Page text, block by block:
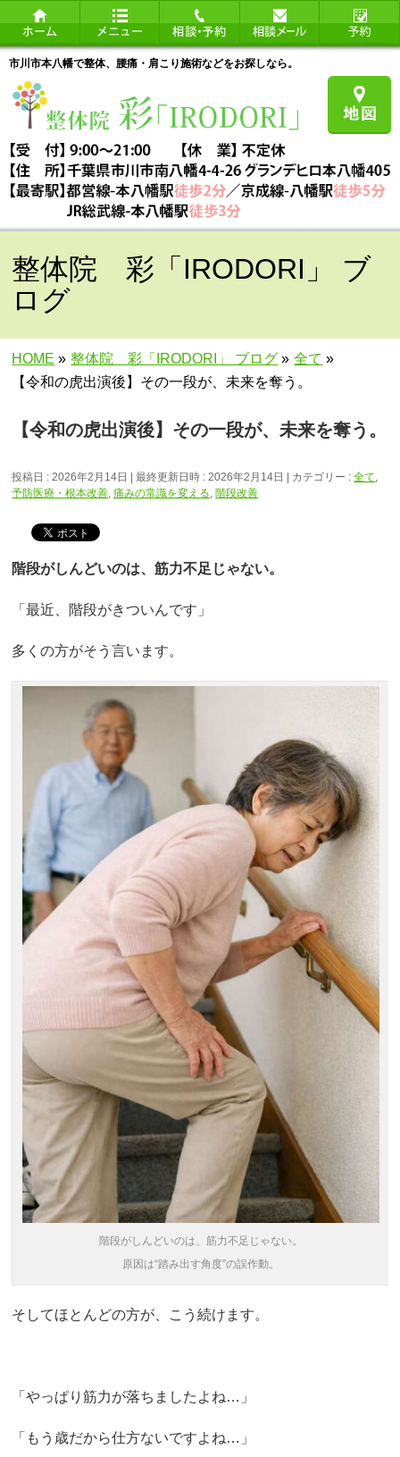
市川市本八幡で整体、腰痛・肩こり施術などをお探しなら。
整体院 彩「IRODORI」 ブ
ログ
HOME » 整体院 彩「IRODORI」 ブログ » 全て »
【令和の虎出演後】その一段が、未来を奪う。
【令和の虎出演後】その一段が、未来を奪う。
投稿日 : 2026年2月14日 最終更新日時 : 2026年2月14日 カテゴリー :全て,
予防医療・根本改善,痛みの常識を変える, 階段改善
階段がしんどいのは、筋力不足じゃない。
「最近、階段がきついんです」
多くの方がそう言います。
階段がしんどいのは、筋力不足じゃない。
原因は“踏み出す角度”の誤作動。
そしてほとんどの方が、こう続けます。
「やっぱり筋力が落ちましたよね…」
「もう歳だから仕方ないですよね…」